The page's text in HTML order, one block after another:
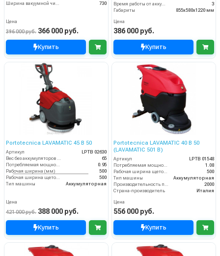
730
Цена
396 000 руб. 366 000 руб.
Купить
Время работы от аккумуляторов (ч)
3
Габариты
855х580х1220 мм
Цена
386 000 руб.
Купить
Portotecnica LAVAMATIC 45 B 50
Артикул
LPTB 02630
65
0.95
Рабочая ширина (мм)
500
500
Тип машины
Аккумуляторная
Цена
421 000 руб. 388 000 руб.
Купить
Portotecnica LAVAMATIC 40 B 50
(LAVAMATIC 501 B)
Артикул
LPTB 01548
1.08
500
Тип машины
Аккумуляторная
2000
Страна-производитель
Италия
Цена
556 000 руб.
Купить